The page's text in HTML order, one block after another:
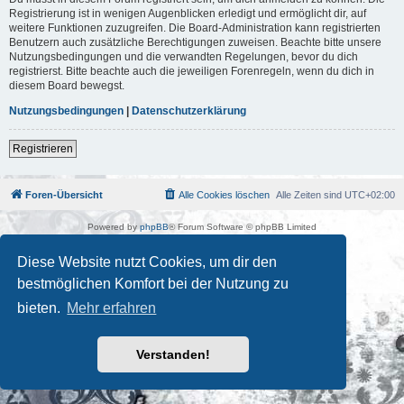
Diese Website nutzt Cookies, um dir den
bestmöglichen Komfort bei der Nutzung zu
bieten. Mehr erfahren
Verstanden!
Registrierung ist in wenigen Augenblicken erledigt und ermöglicht dir, auf
weitere Funktionen zuzugreifen. Die Board-Administration kann registrierten
Benutzern auch zusätzliche Berechtigungen zuweisen. Beachte bitte unsere
Nutzungsbedingungen und die verwandten Regelungen, bevor du dich
registrierst. Bitte beachte auch die jeweiligen Forenregeln, wenn du dich in
diesem Board bewegst.
Nutzungsbedingungen | Datenschutzerklärung
Registrieren
Foren-Übersicht Alle Zeiten sind UTC+02:00
Alle Cookies löschen
Powered by phpBB® Forum Software © phpBB Limited
Kulturkosmos Müritz e.V|Fusion Festival|Mastodon